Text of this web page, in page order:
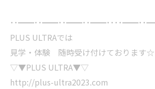
･･━━･･━━･･━━･･━━････━━･･
PLUS ULTRAでは
見学・体験 随時受け付けております☆
▽▼PLUS ULTRA▼▽
http://plus-ultra2023.com